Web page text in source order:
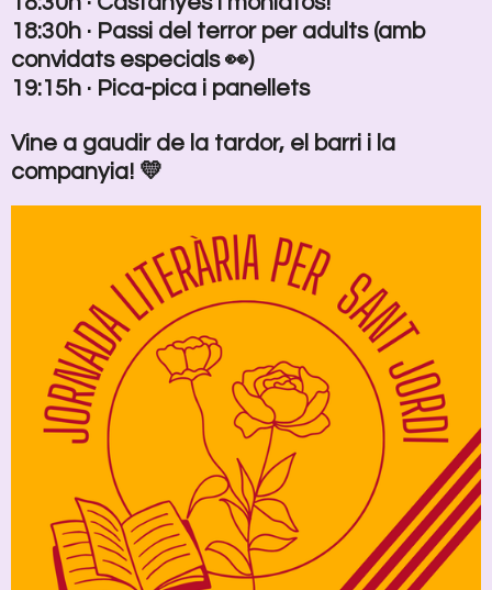
18:30h · Passi del terror per adults (amb
convidats especials 👀)
19:15h · Pica-pica i panellets
Vine a gaudir de la tardor, el barri i la
companyia! 💛